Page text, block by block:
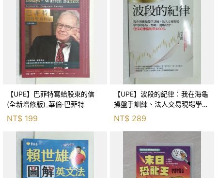
【UPE】巴菲特寫給股東的信
(全新增修版)_華倫‧巴菲特
NT$ 199
【UPE】波段的紀律：我在海龜
操盤手訓練、法人交易現場學到
的進場、加碼、退場紀律，守住
紀律獲利至少50％_雷老闆
NT$ 289